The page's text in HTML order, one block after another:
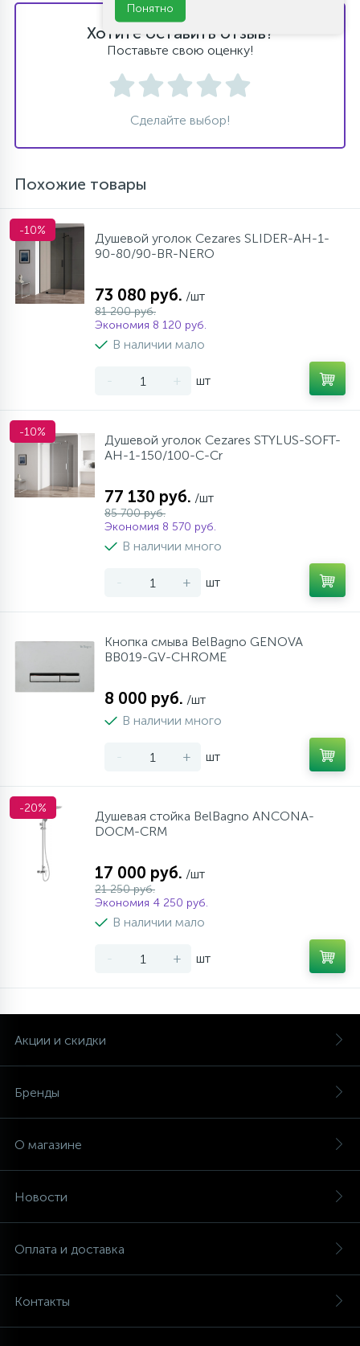
Хотите оставить отзыв?
Поставьте свою оценку!
Сделайте выбор!
Похожие товары
-10%
Душевой уголок Cezares SLIDER-AH-1-
90-80/90-BR-NERO
73 080 руб. /шт
81 200 руб.
Экономия 8 120 руб.
В наличии мало
- + шт
-10%
Душевой уголок Cezares STYLUS-SOFT-
AH-1-150/100-C-Cr
77 130 руб. /шт
85 700 руб.
Экономия 8 570 руб.
В наличии много
- + шт
Кнопка смыва BelBagno GENOVA
BB019-GV-CHROME
8 000 руб. /шт
В наличии много
- + шт
-20%
Душевая стойка BelBagno ANCONA-
DOCM-CRM
17 000 руб. /шт
21 250 руб.
Экономия 4 250 руб.
В наличии мало
- + шт
Акции и скидки
Бренды
О магазине
Новости
Оплата и доставка
Контакты
Понятно